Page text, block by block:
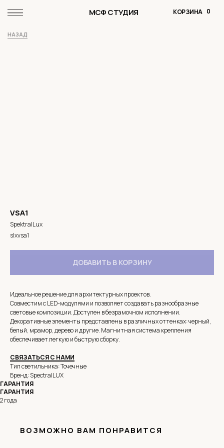
МСФ СТУДИЯ КОРЗИНА 0
НАЗАД
VSA1
SpektralLux
slxvsa1
ДОБАВИТЬ В КОРЗИНУ
Идеальное решение для архитектурных проектов.
Совместим с LED-модулями и позволяет создавать разнообразные
световые композиции. Доступен в безрамочном исполнении.
Декоративные элементы представлены в различных оттенках: черный,
белый, мрамор, дерево и другие. Магнитная система крепления
обеспечивает легкую и быструю сборку.
СВЯЗАТЬСЯ С НАМИ
Тип светильника: Точечные
Бренд: SpectralLUX
ГАРАНТИЯ
ГАРАНТИЯ
2 года
ВОЗМОЖНО ВАМ ПОНРАВИТСЯ